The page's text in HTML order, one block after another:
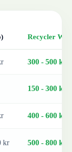
Recycler
300 - 500 kr
150 - 300 kr
400 - 600 kr
kr 500 - 800 kr